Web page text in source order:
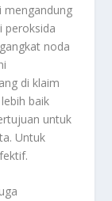
mengandung
peroksida
noda
di klaim
baik
untuk
Untuk